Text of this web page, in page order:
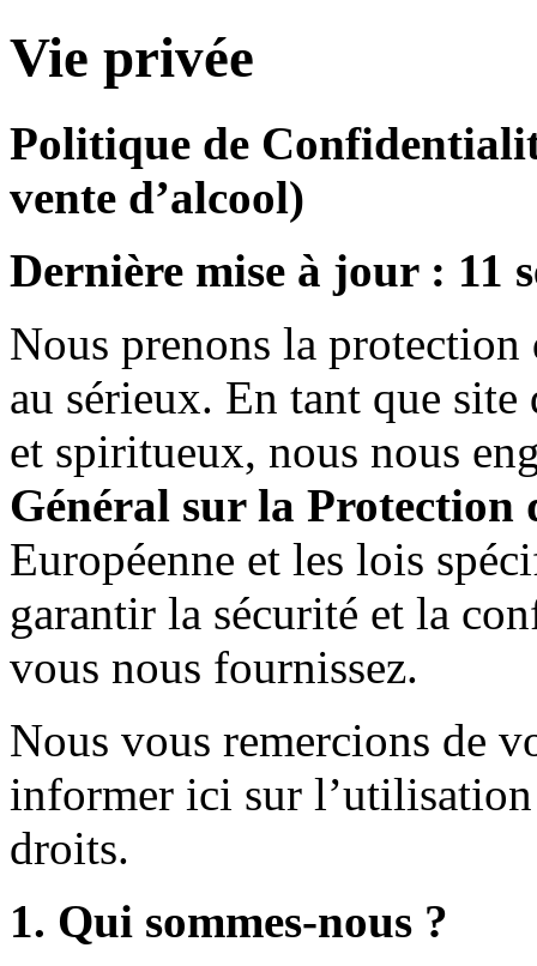
Vie privée
Politique de
vente d’alcool)
Dernière mise à jour : 11
Nous prenons la protection
au sérieux. En tant que
et spiritueux, nous nous
Général sur la Protection
Européenne et les lois
garantir la sécurité et la
vous nous fournissez.
Nous vous remercions de
informer ici sur l’utilisation
droits.
1. Qui sommes-nous ?